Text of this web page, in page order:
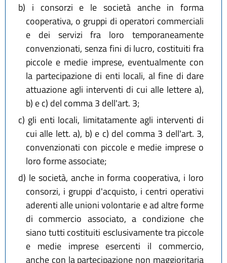
b) i consorzi e le società anche in forma
cooperativa, o gruppi di operatori commerciali
e dei servizi fra loro temporaneamente
convenzionati, senza fini di lucro, costituiti fra
piccole e medie imprese, eventualmente con
la partecipazione di enti locali, al fine di dare
attuazione agli interventi di cui alle lettere a),
b) e c) del comma 3 dell'art. 3;
c) gli enti locali, limitatamente agli interventi di
cui alle lett. a), b) e c) del comma 3 dell'art. 3,
convenzionati con piccole e medie imprese o
loro forme associate;
d) le società, anche in forma cooperativa, i loro
consorzi, i gruppi d'acquisto, i centri operativi
aderenti alle unioni volontarie e ad altre forme
di commercio associato, a condizione che
siano tutti costituiti esclusivamente tra piccole
e medie imprese esercenti il commercio,
anche con la partecipazione non maggioritaria